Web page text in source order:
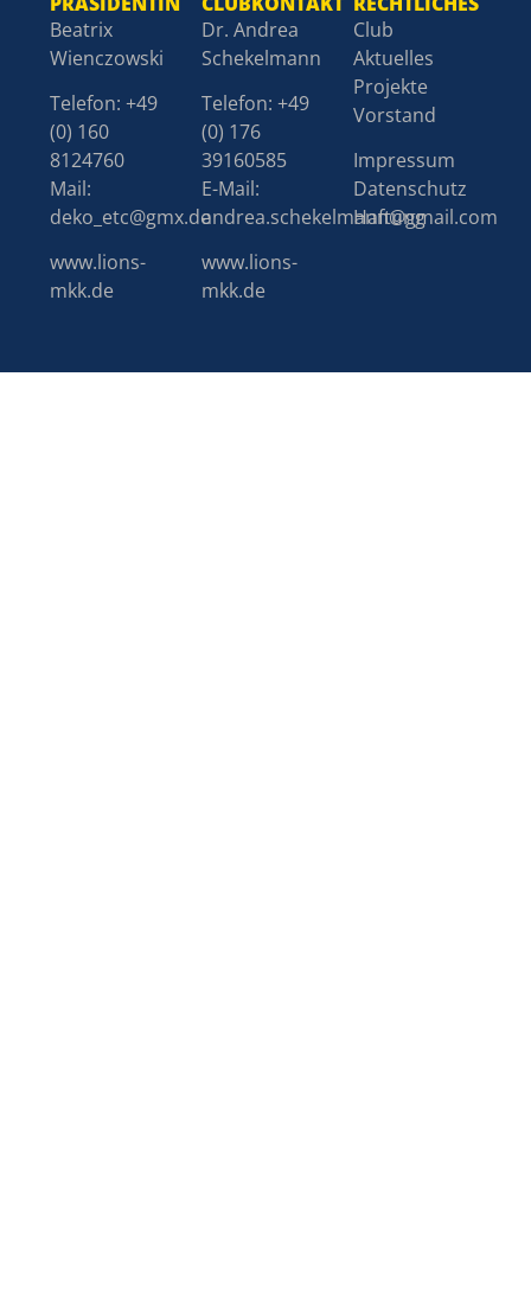
Beatrix
Wienczowski
Telefon: +49
(0) 160
8124760
Mail:
deko_etc@gmx.de
www.lions-
mkk.de
Dr. Andrea
Schekelmann
Telefon: +49
(0) 176
39160585
E-Mail:
andrea.schekelmann@gmail.com
www.lions-
mkk.de
Club
Aktuelles
Projekte
Vorstand
Impressum
Datenschutz
Haftung